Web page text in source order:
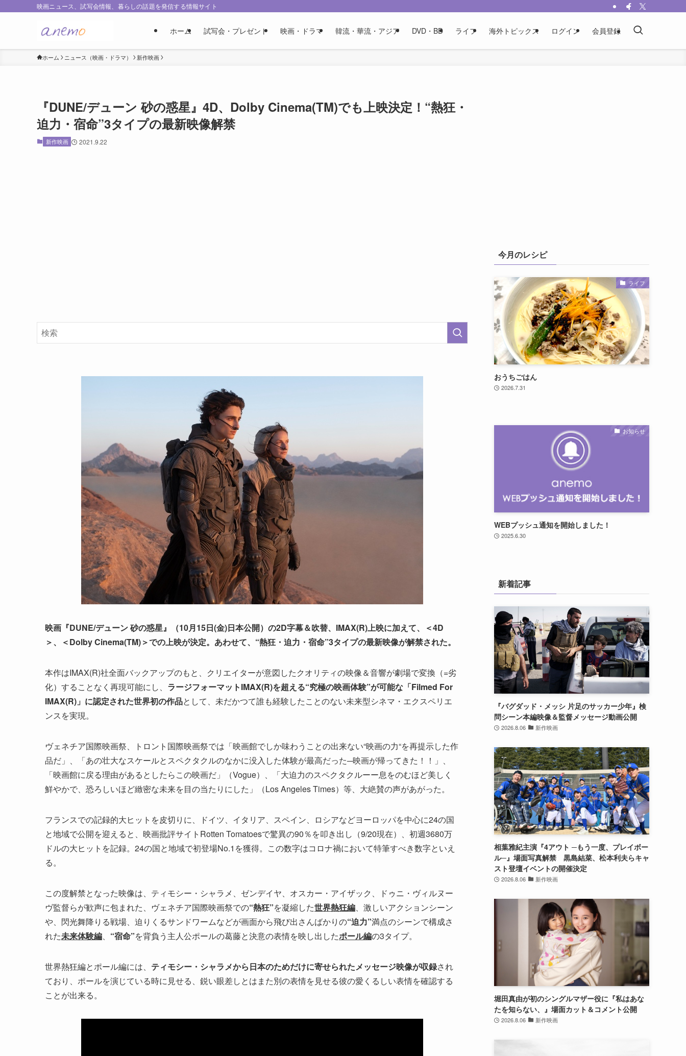
映画ニュース、試写会情報、暮らしの話題を発信する情報サイト
ホーム 試写会・プレゼント 映画・ドラマ 韓流・華流・アジア DVD・BD ライフ 海外トピックス ログイン 会員登録
ホーム ニュース（映画・ドラマ） 新作映画
『DUNE/デューン 砂の惑星』4D、Dolby Cinema(TM)でも上映決定！“熱狂・
迫力・宿命”3タイプの最新映像解禁
新作映画 2021.9.22
映画『DUNE/デューン 砂の惑星』（10月15日(金)日本公開）の2D字幕＆吹替、IMAX(R)上映に加えて、＜4D
＞、＜Dolby Cinema(TM)＞での上映が決定。あわせて、“熱狂・迫力・宿命”3タイプの最新映像が解禁された。
本作はIMAX(R)社全面バックアップのもと、クリエイターが意図したクオリティの映像＆音響が劇場で変換（=劣
化）することなく再現可能にし、 ラージフォーマットIMAX(R)を超える“究極の映画体験”が可能な「Filmed For
IMAX(R)」に認定された世界初の作品として、未だかつて誰も経験したことのない未来型シネマ・エクスペリエ
ンスを実現。
ヴェネチア国際映画祭、トロント国際映画祭では「映画館でしか味わうことの出来ない“映画の力“を再提示した作
品だ」、「あの壮大なスケールとスペクタクルのなかに没入した体験が最高だった─映画が帰ってきた！！」、
「映画館に戻る理由があるとしたらこの映画だ」（Vogue）、「大迫力のスペクタクルーー息をのむほど美しく
鮮やかで、恐ろしいほど緻密な未来を目の当たりにした」（Los Angeles Times）等、大絶賛の声があがった。
フランスでの記録的大ヒットを皮切りに、ドイツ、イタリア、スペイン、ロシアなどヨーロッパを中心に24の国
と地域で公開を迎えると、映画批評サイトRotten Tomatoesで驚異の90％を叩き出し（9/20現在）、初週3680万
ドルの大ヒットを記録。24の国と地域で初登場No.1を獲得。この数字はコロナ禍において特筆すべき数字といえ
る。
この度解禁となった映像は、ティモシー・シャラメ、ゼンデイヤ、オスカー・アイザック、ドゥニ・ヴィルヌー
ヴ監督らが歓声に包まれた、ヴェネチア国際映画祭での“熱狂”を凝縮した世界熱狂編、激しいアクションシーン
や、閃光舞降りる戦場、迫りくるサンドワームなどが画面から飛び出さんばかりの“迫力”満点のシーンで構成さ
れた未来体験編、 “宿命”を背負う主人公ポールの葛藤と決意の表情を映し出したポール編の3タイプ。
世界熱狂編とポール編には、 ティモシー・シャラメから日本のためだけに寄せられたメッセージ映像が収録され
ており、ポールを演じている時に見せる、鋭い眼差しとはまた別の表情を見せる彼の愛くるしい表情を確認する
ことが出来る。
今月のレシピ
ライフ
おうちごはん
2026.7.31
お知らせ
WEBプッシュ通知を開始しました！
2025.6.30
新着記事
『バグダッド・メッシ 片足のサッカー少年』検
問シーン本編映像＆監督メッセージ動画公開
2026.8.06 新作映画
相葉雅紀主演『4アウト ─もう一度、プレイボー
ル─』場面写真解禁 黒島結菜、松本利夫らキャ
スト登壇イベントの開催決定
2026.8.06 新作映画
堀田真由が初のシングルマザー役に『私はあな
たを知らない、』場面カット＆コメント公開
2026.8.06 新作映画